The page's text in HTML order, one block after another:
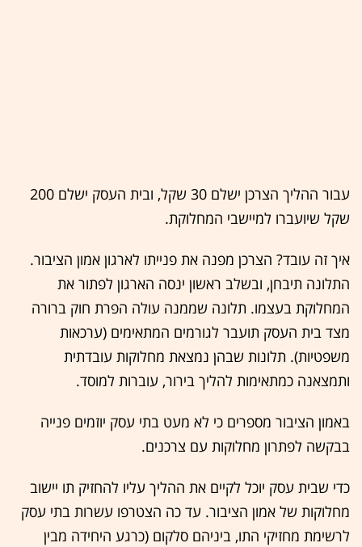
עבור ההליך הצרכן ישלם 30 שקל, ובית העסק ישלם 200
שקל שיועברו למיישבי המחלוקת.
איך זה עובד? הצרכן מפנה את פנייתו לארגון אמון הציבור.
התלונה תיבחן, ובשלב ראשון ינסה הארגון לפתור את
המחלוקת בעצמו. תלונה שממנה עולה הפרת חוק ברורה
מצד בית העסק תועבר לגורמים המתאימים (ערכאות
משפטיות). תלונות שבהן נמצאת מחלוקות עובדתית
ותמצאנה כמתאימות להליך בירור, עוברות למוסד.
באמון הציבור מספרים כי לא מעט בתי עסק יוזמים פנייה
בבקשה לפתרון מחלוקות עם צרכנים.
כדי שבית עסק יוכל לקיים את ההליך עליו להחזיק תו יישוב
מחלוקות של אמון הציבור. עד כה הצטרפו עשרות בתי עסק
לרשימת מחזיקי התו, ביניהם סלקום (כרגע היחידה מבין